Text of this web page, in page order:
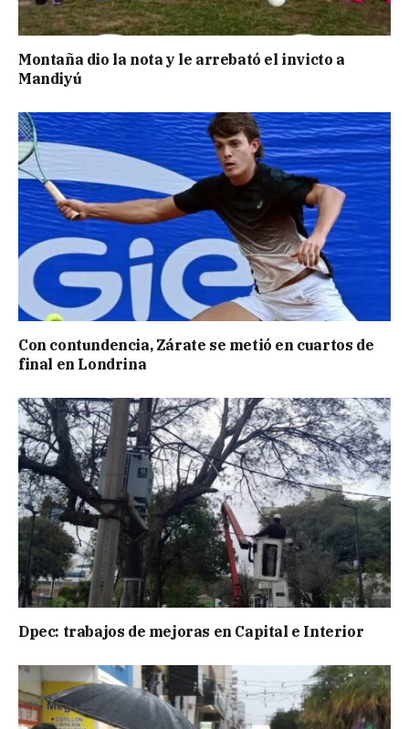
Montaña dio la nota y le arrebató el invicto a
Mandiyú
Con contundencia, Zárate se metió en cuartos de
final en Londrina
Dpec: trabajos de mejoras en Capital e Interior